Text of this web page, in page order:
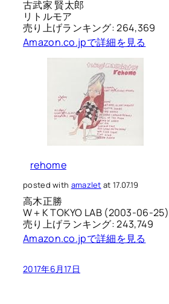
古武家 賢太郎
リトルモア
売り上げランキング: 264,369
Amazon.co.jpで詳細を見る
rehome
posted with amazlet at 17.07.19
高木正勝
W＋K TOKYO LAB (2003-06-25)
売り上げランキング: 243,749
Amazon.co.jpで詳細を見る
2017年6月17日